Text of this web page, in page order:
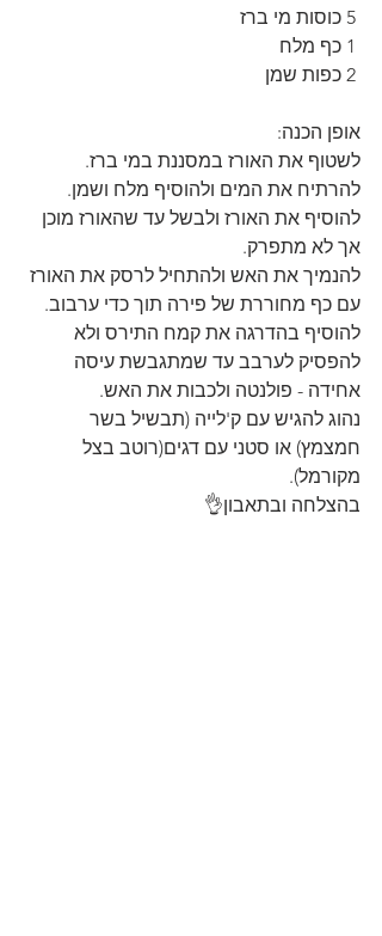
אופן הכנה:
לשטוף את האורז במסננת במי ברז.
להרתיח את המים ולהוסיף מלח ושמן.
להוסיף את האורז ולבשל עד שהאורז מוכן
אך לא מתפרק.
להנמיך את האש ולהתחיל לרסק את האורז
עם כף מחוררת של פירה תוך כדי ערבוב.
להוסיף בהדרגה את קמח התירס ולא
להפסיק לערבב עד שמתגבשת עיסה
אחידה - פולנטה ולכבות את האש.
נהוג להגיש עם ק'לייה (תבשיל בשר
חמצמץ) או סטני עם דגים(רוטב בצל
מקורמל).
בהצלחה ובתאבון👌